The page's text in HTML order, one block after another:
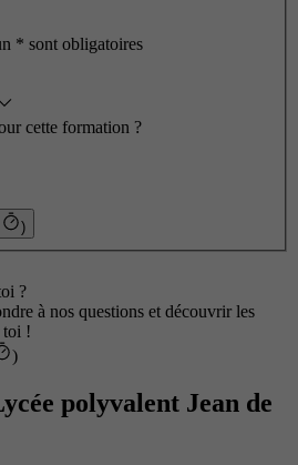
* sont obligatoires
cette formation ?
)
?
à nos questions et découvrir les
toi !
)
polyvalent Jean de